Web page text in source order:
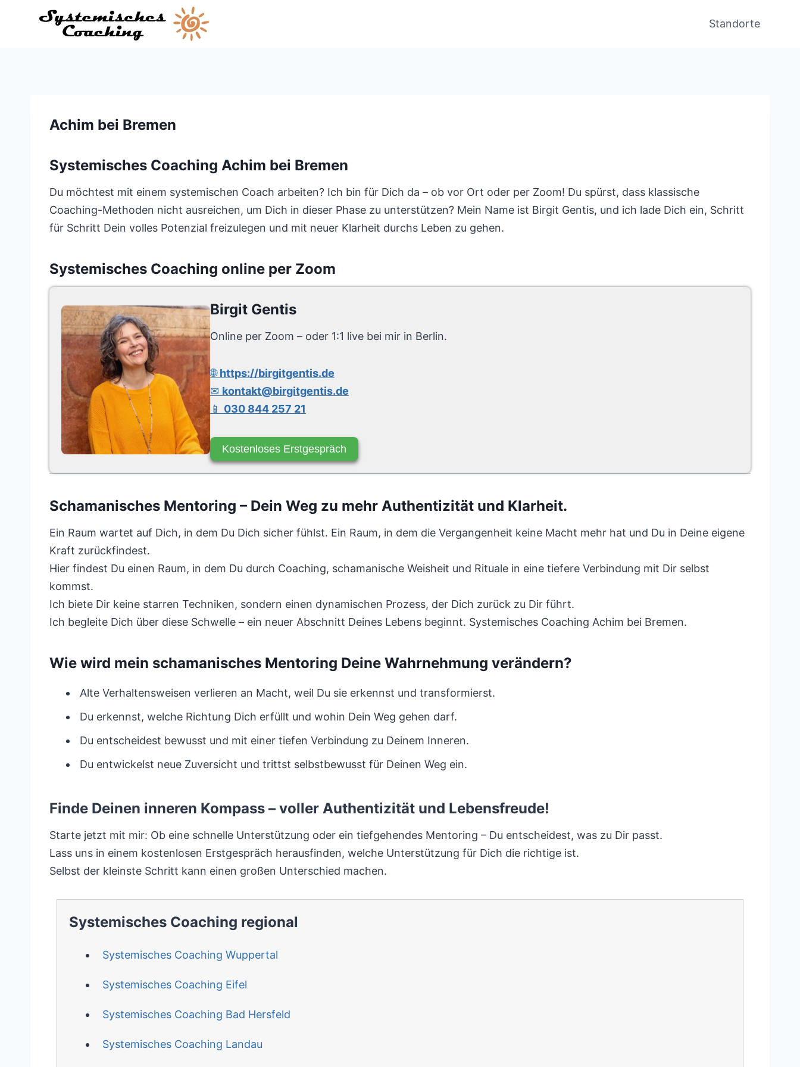
Standorte
Achim bei Bremen
Systemisches Coaching Achim bei Bremen
Du möchtest mit einem systemischen Coach arbeiten? Ich bin für Dich da – ob vor Ort oder per Zoom! Du spürst, dass klassische
Coaching-Methoden nicht ausreichen, um Dich in dieser Phase zu unterstützen? Mein Name ist Birgit Gentis, und ich lade Dich ein, Schritt
für Schritt Dein volles Potenzial freizulegen und mit neuer Klarheit durchs Leben zu gehen.
Systemisches Coaching online per Zoom
Birgit Gentis
Online per Zoom – oder 1:1 live bei mir in Berlin.
🌐https://birgitgentis.de
✉ kontakt@birgitgentis.de
📱 030 844 257 21
Kostenloses Erstgespräch
Schamanisches Mentoring – Dein Weg zu mehr Authentizität und Klarheit.
Ein Raum wartet auf Dich, in dem Du Dich sicher fühlst. Ein Raum, in dem die Vergangenheit keine Macht mehr hat und Du in Deine eigene
Kraft zurückfindest.
Hier findest Du einen Raum, in dem Du durch Coaching, schamanische Weisheit und Rituale in eine tiefere Verbindung mit Dir selbst
kommst.
Ich biete Dir keine starren Techniken, sondern einen dynamischen Prozess, der Dich zurück zu Dir führt.
Ich begleite Dich über diese Schwelle – ein neuer Abschnitt Deines Lebens beginnt. Systemisches Coaching Achim bei Bremen.
Wie wird mein schamanisches Mentoring Deine Wahrnehmung verändern?
Alte Verhaltensweisen verlieren an Macht, weil Du sie erkennst und transformierst.
Du erkennst, welche Richtung Dich erfüllt und wohin Dein Weg gehen darf.
Du entscheidest bewusst und mit einer tiefen Verbindung zu Deinem Inneren.
Du entwickelst neue Zuversicht und trittst selbstbewusst für Deinen Weg ein.
Finde Deinen inneren Kompass – voller Authentizität und Lebensfreude!
Starte jetzt mit mir: Ob eine schnelle Unterstützung oder ein tiefgehendes Mentoring – Du entscheidest, was zu Dir passt.
Lass uns in einem kostenlosen Erstgespräch herausfinden, welche Unterstützung für Dich die richtige ist.
Selbst der kleinste Schritt kann einen großen Unterschied machen.
Systemisches Coaching regional
Systemisches Coaching Wuppertal
Systemisches Coaching Eifel
Systemisches Coaching Bad Hersfeld
Systemisches Coaching Landau